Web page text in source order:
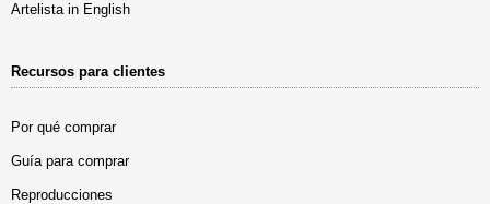
Artelista in English
Recursos para clientes
Por qué comprar
Guía para comprar
Reproducciones